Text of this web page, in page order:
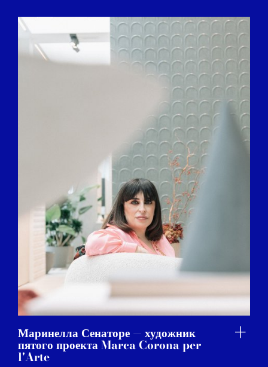
Маринелла Сенаторе — художник
пятого проекта Marca Corona per
l'Arte